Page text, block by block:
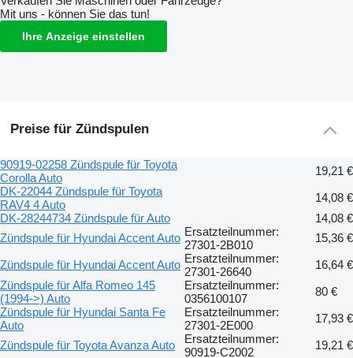
Mit uns - können Sie das tun!
Ihre Anzeige einstellen
Preise für Zündspulen
90919-02258 Zündspule für Toyota
Corolla Auto
19,21 €
DK-22044 Zündspule für Toyota
RAV4 4 Auto
14,08 €
DK-28244734 Zündspule für Auto
14,08 €
Zündspule für Hyundai Accent Auto Ersatzteilnummer:
27301-2B010
15,36 €
Zündspule für Hyundai Accent Auto Ersatzteilnummer:
27301-26640
16,64 €
Zündspule für Alfa Romeo 145
(1994->) Auto
Ersatzteilnummer:
0356100107
80 €
Zündspule für Hyundai Santa Fe
Auto
Ersatzteilnummer:
27301-2E000
17,93 €
Zündspule für Toyota Avanza Auto
Ersatzteilnummer:
90919-C2002
19,21 €